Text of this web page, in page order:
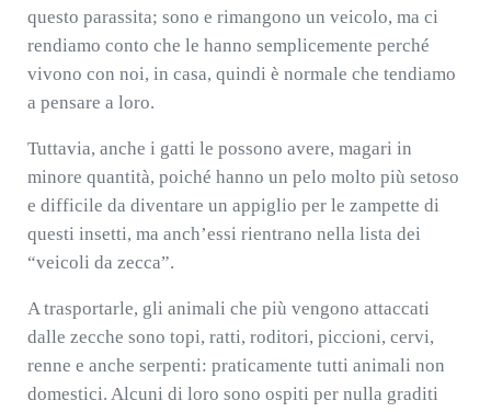
questo parassita; sono e rimangono un veicolo, ma ci
rendiamo conto che le hanno semplicemente perché
vivono con noi, in casa, quindi è normale che tendiamo
a pensare a loro.
Tuttavia, anche i gatti le possono avere, magari in
minore quantità, poiché hanno un pelo molto più setoso
e difficile da diventare un appiglio per le zampette di
questi insetti, ma anch’essi rientrano nella lista dei
“veicoli da zecca”.
A trasportarle, gli animali che più vengono attaccati
dalle zecche sono topi, ratti, roditori, piccioni, cervi,
renne e anche serpenti: praticamente tutti animali non
domestici. Alcuni di loro sono ospiti per nulla graditi